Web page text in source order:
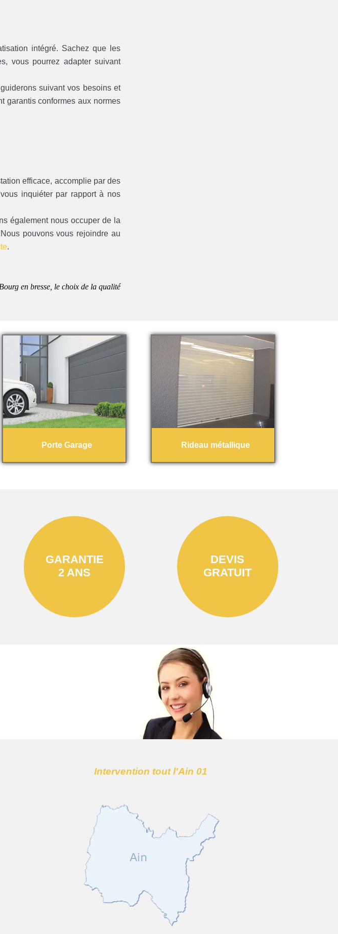
intégré. Sachez que les
vous pourrez adapter suivant
suivant vos besoins et
garantis conformes aux normes
efficace, accomplie par des
inquiéter par rapport à nos
également nous occuper de la
pouvons vous rejoindre au
.
en bresse, le choix de la qualité
Porte Garage Rideau métallique
GARANTIE
2 ANS
DEVIS
GRATUIT
Intervention tout l'Ain 01